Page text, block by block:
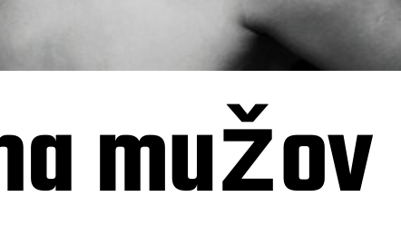
mužov